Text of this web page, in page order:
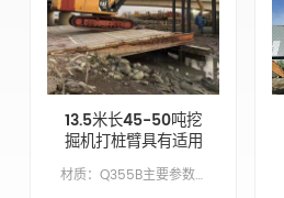
13.5米长45-50吨挖
掘机打桩臂具有适用
于Cat350的打桩深
度 材质：Q355B主要参数模型CAT350动臂长度9.6M臂长4.2米锤头臂XM手臂油缸类型外贸类型（国外）配重X吨